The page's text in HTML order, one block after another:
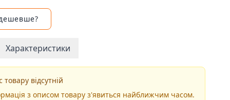
Характеристики
товару відсутній
з описом товару з'явиться найближчим часом.